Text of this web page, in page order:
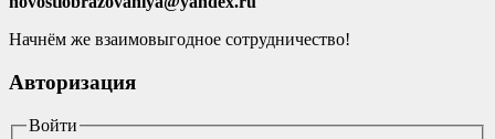
Начнём же взаимовыгодное сотрудничество!
Авторизация
Войти